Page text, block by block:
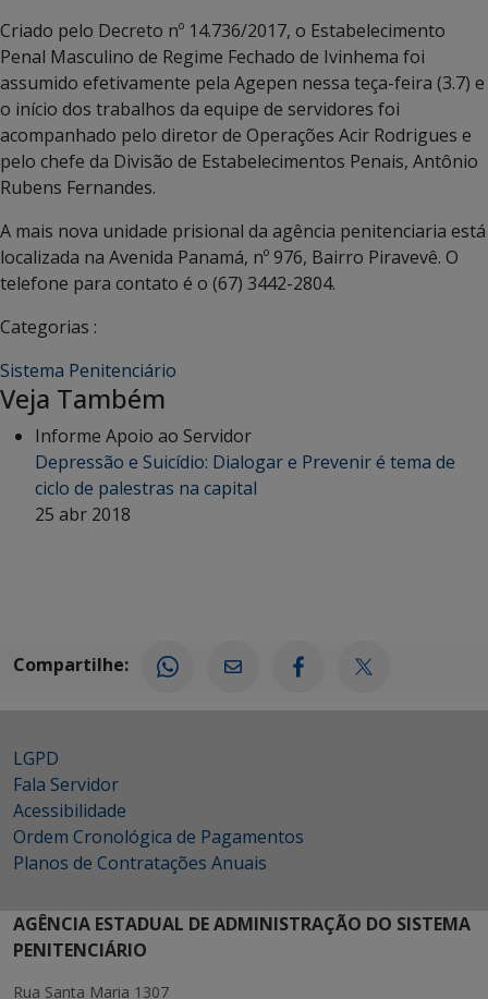
Criado pelo Decreto nº 14.736/2017, o Estabelecimento
Penal Masculino de Regime Fechado de Ivinhema foi
assumido efetivamente pela Agepen nessa teça-feira (3.7) e
o início dos trabalhos da equipe de servidores foi
acompanhado pelo diretor de Operações Acir Rodrigues e
pelo chefe da Divisão de Estabelecimentos Penais, Antônio
Rubens Fernandes.
A mais nova unidade prisional da agência penitenciaria está
localizada na Avenida Panamá, nº 976, Bairro Piravevê. O
telefone para contato é o (67) 3442-2804.
Categorias :
Sistema Penitenciário
Veja Também
Informe Apoio ao Servidor
Depressão e Suicídio: Dialogar e Prevenir é tema de
ciclo de palestras na capital
25 abr 2018
Compartilhe:
LGPD
Fala Servidor
Acessibilidade
Ordem Cronológica de Pagamentos
Planos de Contratações Anuais
AGÊNCIA ESTADUAL DE ADMINISTRAÇÃO DO SISTEMA
PENITENCIÁRIO
Rua Santa Maria 1307